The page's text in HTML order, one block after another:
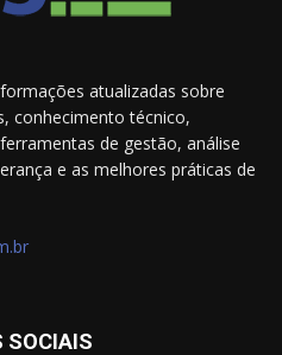
atualizadas sobre
conhecimento técnico,
de gestão, análise
e as melhores práticas de
SOCIAIS